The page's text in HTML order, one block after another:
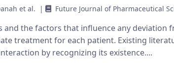
et al. | Future Journal of Pharmaceutical
and the factors that influence any deviation
treatment for each patient. Existing
by recognizing its existence....